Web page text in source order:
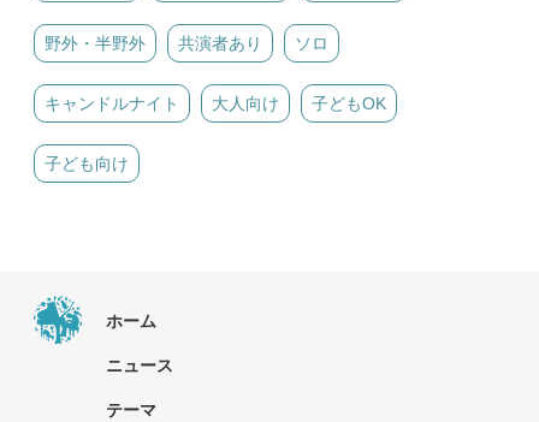
野外・半野外 共演者あり ソロ
キャンドルナイト 大人向け 子どもOK
子ども向け
ホーム
ニュース
テーマ